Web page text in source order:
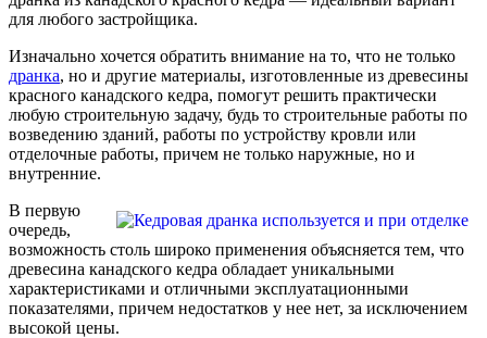
для любого застройщика.
Изначально хочется обратить внимание на то, что не только
дранка, но и другие материалы, изготовленные из древесины
красного канадского кедра, помогут решить практически
любую строительную задачу, будь то строительные работы по
возведению зданий, работы по устройству кровли или
отделочные работы, причем не только наружные, но и
внутренние.
В первую
очередь,
возможность столь широко применения объясняется тем, что
древесина канадского кедра обладает уникальными
характеристиками и отличными эксплуатационными
показателями, причем недостатков у нее нет, за исключением
высокой цены.